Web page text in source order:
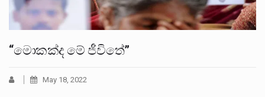
“මොකක්ද මේ ජීවිතේ”
May 18, 2022